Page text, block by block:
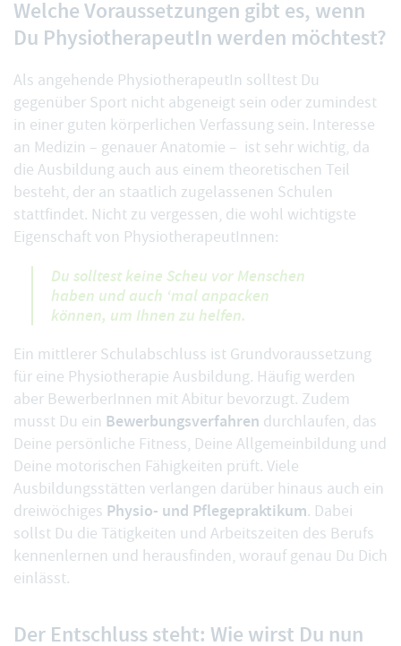
Welche Voraussetzungen gibt es, wenn
Du PhysiotherapeutIn werden möchtest?
Als angehende PhysiotherapeutIn solltest Du
gegenüber Sport nicht abgeneigt sein oder zumindest
in einer guten körperlichen Verfassung sein. Interesse
an Medizin – genauer Anatomie – ist sehr wichtig, da
die Ausbildung auch aus einem theoretischen Teil
besteht, der an staatlich zugelassenen Schulen
stattfindet. Nicht zu vergessen, die wohl wichtigste
Eigenschaft von PhysiotherapeutInnen:
Du solltest keine Scheu vor Menschen
haben und auch ‘mal anpacken
können, um Ihnen zu helfen.
Ein mittlerer Schulabschluss ist Grundvoraussetzung
für eine Physiotherapie Ausbildung. Häufig werden
aber BewerberInnen mit Abitur bevorzugt. Zudem
musst Du ein Bewerbungsverfahren durchlaufen, das
Deine persönliche Fitness, Deine Allgemeinbildung und
Deine motorischen Fähigkeiten prüft. Viele
Ausbildungsstätten verlangen darüber hinaus auch ein
dreiwöchiges Physio- und Pflegepraktikum. Dabei
sollst Du die Tätigkeiten und Arbeitszeiten des Berufs
kennenlernen und herausfinden, worauf genau Du Dich
einlässt.
Der Entschluss steht: Wie wirst Du nun